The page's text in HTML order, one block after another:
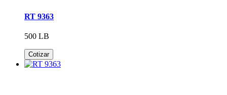
RT 9363
500 LB
Cotizar